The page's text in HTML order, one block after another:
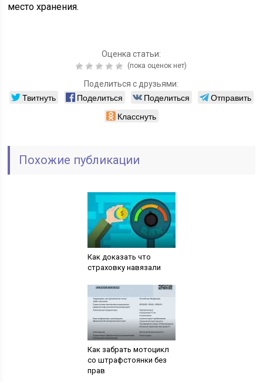
место хранения.
Оценка статьи:
(пока оценок нет)
Поделиться с друзьями:
Твитнуть Поделиться Поделиться
Отправить
Класснуть
Похожие публикации
Как доказать что
страховку навязали
Как забрать мотоцикл
со штрафстоянки без
прав